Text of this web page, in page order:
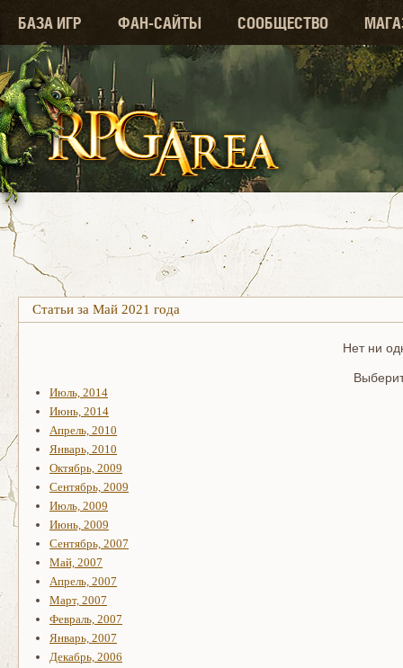
БАЗА ИГР ФАН-САЙТЫ СООБЩЕСТВО
Статьи за Май 2021 года
Нет ни
Июль, 2014
Июнь, 2014
Апрель, 2010
Январь, 2010
Октябрь, 2009
Сентябрь, 2009
Июль, 2009
Июнь, 2009
Сентябрь, 2007
Май, 2007
Апрель, 2007
Март, 2007
Февраль, 2007
Январь, 2007
Декабрь, 2006